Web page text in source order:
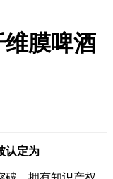
膜啤酒
认定为